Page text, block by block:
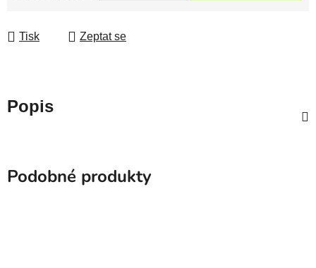
Tisk Zeptat se
Popis
Podobné produkty